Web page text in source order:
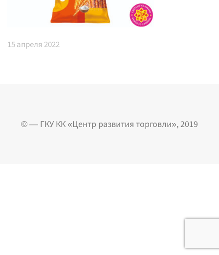
15апреля 2022
© — ГКУ КК «Центр развития торговли», 2019